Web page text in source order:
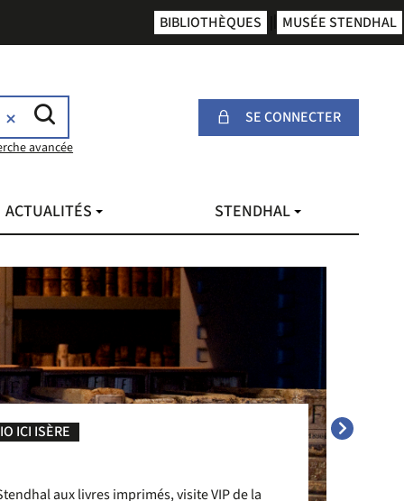
BIBLIOTHÈQUES MUSÉE STENDHAL
avancée
SE CONNECTER
ACTUALITÉS STENDHAL
ICI ISÈRE
aux livres imprimés, visite VIP de la